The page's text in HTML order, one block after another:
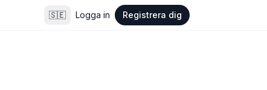
🇸🇪 Logga in Registrera dig